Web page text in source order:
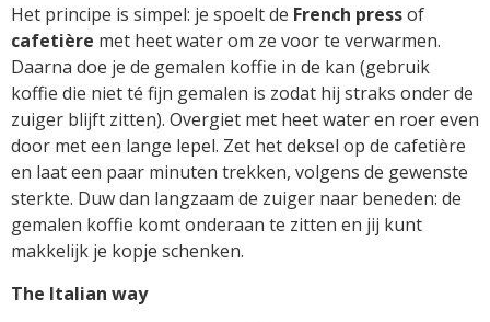
Het principe is simpel: je spoelt de French pressof
cafetière met heet water om ze voor te verwarmen.
Daarna doe je de gemalen koffie in de kan (gebruik
koffie die niet té fijn gemalen is zodat hij straks onder de
zuiger blijft zitten). Overgiet met heet water en roer even
door met een lange lepel. Zet het deksel op de cafetière
en laat een paar minuten trekken, volgens de gewenste
sterkte. Duw dan langzaam de zuiger naar beneden: de
gemalen koffie komt onderaan te zitten en jij kunt
makkelijk je kopje schenken.
The Italian way